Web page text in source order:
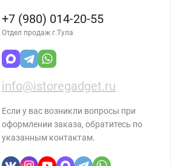
+7 (980) 014-20-55
Отдел продаж г.Тула
info@istoregadget.ru
Если у вас возникли вопросы при
оформлении заказа, обратитесь по
указанным контактам.